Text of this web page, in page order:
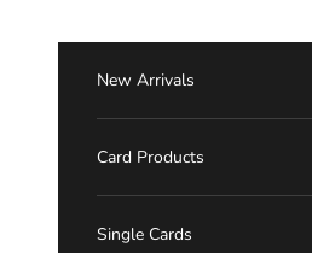
New Arrivals
Card Products
Single Cards